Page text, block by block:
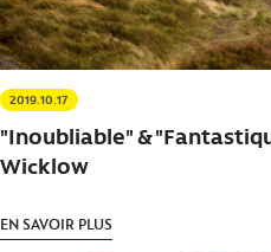
2019.10.17
"Inoubliable" &
Wicklow
EN SAVOIR PLUS